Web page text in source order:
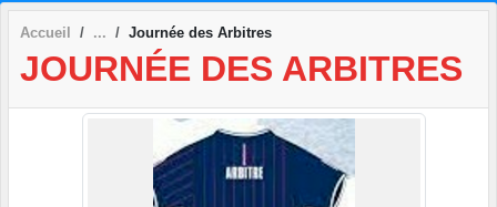
Accueil Journée des Arbitres
JOURNÉE DES ARBITRES